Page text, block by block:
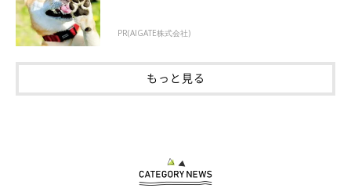
PR(AIGATE株式会社)
もっと見る